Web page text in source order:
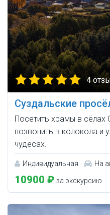
4
Суздальские
Посетить храмы в сёлах
позвонить в колокола и
чудесах.
Индивидуальная На
10900 ₽ за экскурсию